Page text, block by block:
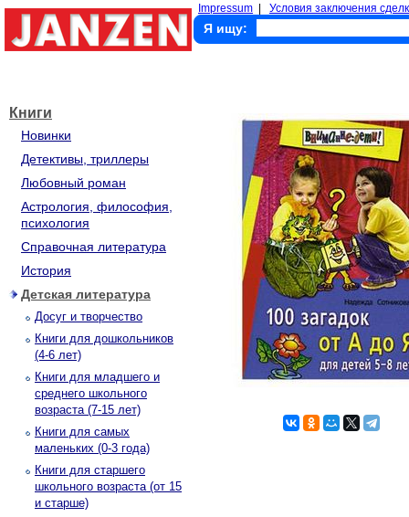
Impressum Условия заключения
Я ищу:
Книги
Новинки
Детективы, триллеры
Любовный роман
Астрология, философия,
психология
Справочная литература
История
Детская литература
Досуг и творчество
Книги для дошкольников
(4-6 лет)
Книги для младшего и
среднего школьного
возраста (7-15 лет)
Книги для самых
маленьких (0-3 года)
Книги для старшего
школьного возраста (от 15
и старше)